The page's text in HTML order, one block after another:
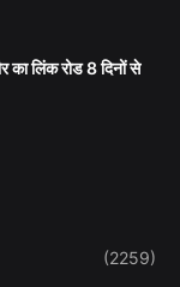
का लिंक रोड 8 दिनों से
(2259)